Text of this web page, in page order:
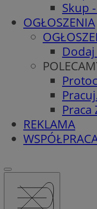
Skup
OGŁOSZENIA
Dodaj
Praca
REKLAMA